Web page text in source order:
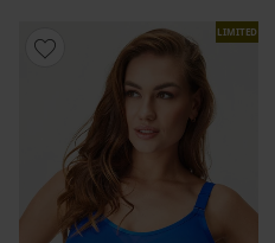
LIMITED